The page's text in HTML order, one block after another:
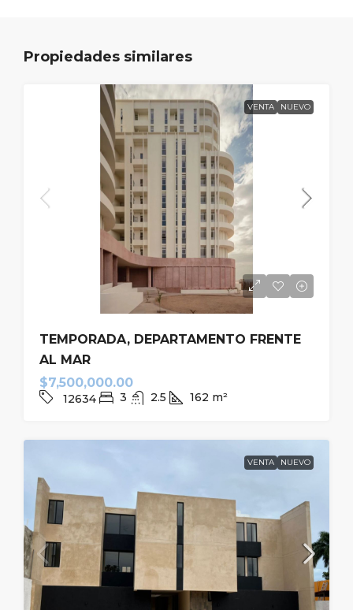
Propiedades similares
VENTA NUEVO
TEMPORADA, DEPARTAMENTO FRENTE
AL MAR
$7,500,000.00
12634 3 2.5 162 m²
VENTA NUEVO